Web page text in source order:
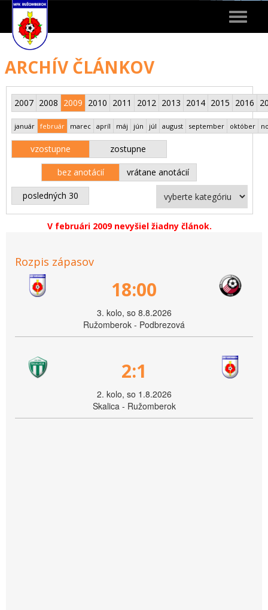
Toggle
ARCHÍV ČLÁNKOV
2007 2008 2009 2010 2011 2012 2013 2014 2015 2016
január február marec apríl máj jún júl august september október
vzostupne zostupne
bez anotácií vrátane anotácií
posledných 30
V februári 2009 nevyšiel žiadny článok.
Rozpis zápasov
18:00
3. kolo, so 8.8.2026
Ružomberok - Podbrezová
2:1
2. kolo, so 1.8.2026
Skalica - Ružomberok